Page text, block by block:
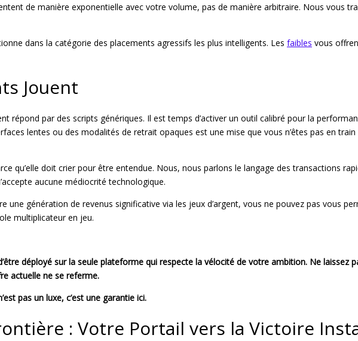
de manière exponentielle avec votre volume, pas de manière arbitraire. Nous vous
dans la catégorie des placements agressifs les plus intelligents. Les faibles vous
Jouent
répond par des scripts génériques. Il est temps d’activer un outil calibré pour la
lentes ou des modalités de retrait opaques est une mise que vous n’êtes pas en
qu’elle doit crier pour être entendue. Nous, nous parlons le langage des transactions
aucune médiocrité technologique.
génération de revenus significative via les jeux d’argent, vous ne pouvez pas vous
multiplicateur en jeu.
déployé sur la seule plateforme qui respecte la vélocité de votre ambition. Ne laissez
actuelle ne se referme.
pas un luxe, c’est une garantie ici.
: Votre Portail vers la Victoire